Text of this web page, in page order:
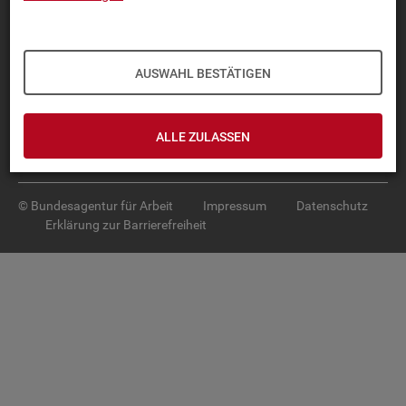
AUSWAHL BESTÄTIGEN
ALLE ZULASSEN
TOP-PRO­DUK­TE
SER­VICE
© Bundesagentur für Arbeit Impressum
Datenschutz
Erklärung zur Barrierefreiheit